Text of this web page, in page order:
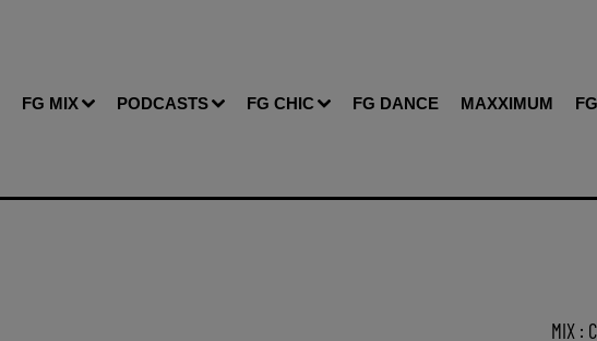
FG MIX PODCASTS FG CHIC FG DANCE MAXXIMUM
MIX :